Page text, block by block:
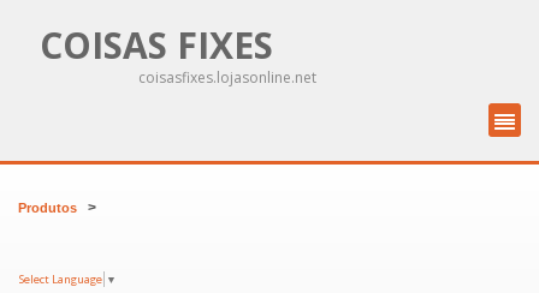
COISAS FIXES
coisasfixes.lojasonline.net
Produtos >
Select Language ▼